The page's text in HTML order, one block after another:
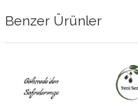
Benzer Ürünler